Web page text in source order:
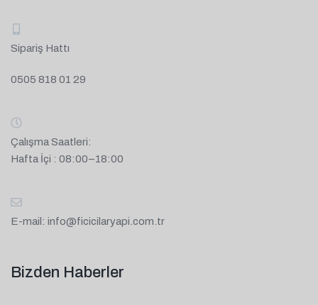
Bizden Haberler
Sipariş Hattı
0505 818 01 29
Çalışma Saatleri:
Hafta İçi : 08:00–18:00
E-mail: info@ficicilaryapi.com.tr